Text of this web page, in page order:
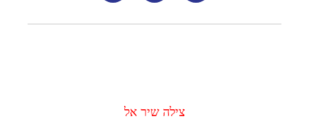
צילה שיר אל